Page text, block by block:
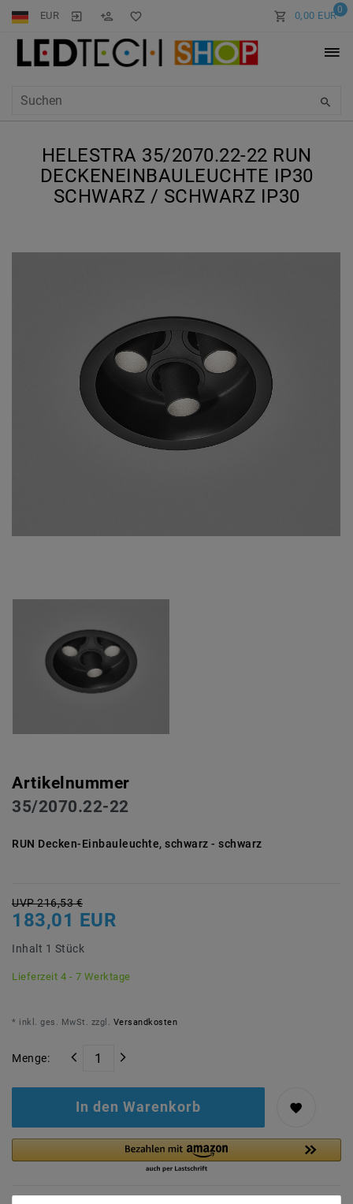
EUR 0
0,00 EUR
HELESTRA 35/2070.22-22 RUN
DECKENEINBAULEUCHTE IP30
SCHWARZ / SCHWARZ IP30
Artikelnummer
35/2070.22-22
RUN Decken-Einbauleuchte, schwarz - schwarz
UVP 216,53 €
183,01 EUR
Inhalt 1 Stück
Lieferzeit 4 - 7 Werktage
* inkl. ges. MwSt. zzgl. Versandkosten
Menge:
In den Warenkorb